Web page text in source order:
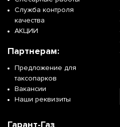
Служба контроля
качества
АКЦИИ
Партнерам:
Предложение для
таксопарков
Вакансии
Наши реквизиты
Гарант-Газ